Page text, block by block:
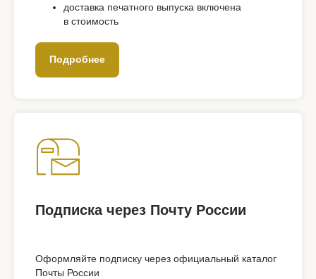
доставка печатного выпуска включена
в стоимость
Подробнее
Подписка через Почту России
Оформляйте подписку через официальный каталог
Почты России